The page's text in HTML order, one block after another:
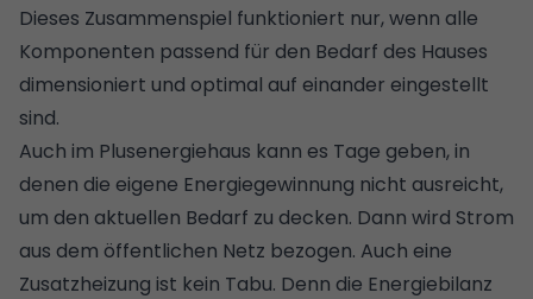
Dieses Zusammenspiel funktioniert nur, wenn alle
Komponenten passend für den Bedarf des Hauses
dimensioniert und optimal auf einander eingestellt
sind.
Auch im Plusenergiehaus kann es Tage geben, in
denen die eigene Energiegewinnung nicht ausreicht,
um den aktuellen Bedarf zu decken. Dann wird Strom
aus dem öffentlichen Netz bezogen. Auch eine
Zusatzheizung ist kein Tabu. Denn die Energiebilanz